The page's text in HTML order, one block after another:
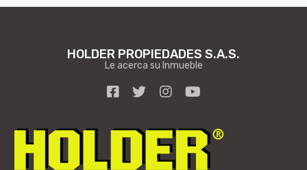
HOLDER PROPIEDADES S.A.S.
Le acerca su Inmueble